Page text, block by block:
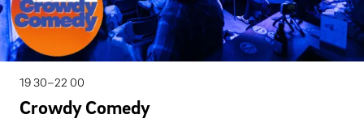
19 30–22 00
Crowdy Comedy